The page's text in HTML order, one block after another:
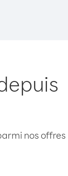
nos offres